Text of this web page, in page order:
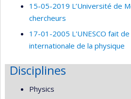
15-05-2019 L’Université de
chercheurs
17-01-2005 L'UNESCO fait
internationale de la physique
Disciplines
Physics